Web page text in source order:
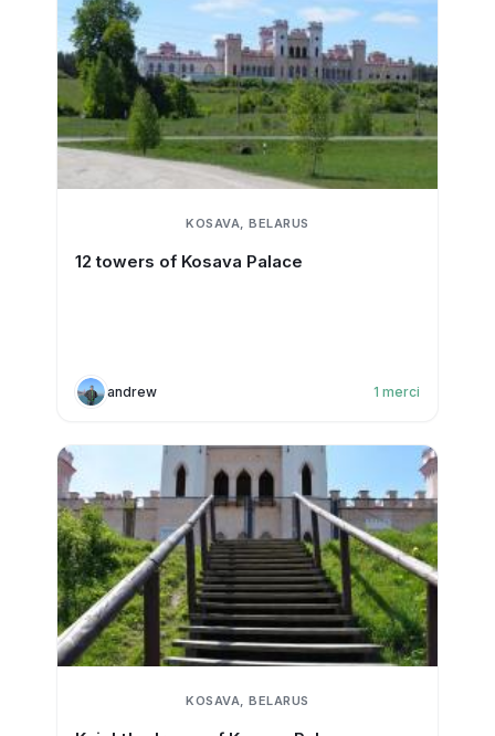
KOSAVA, BELARUS
12 towers of Kosava Palace
andrew 1 merci
KOSAVA, BELARUS